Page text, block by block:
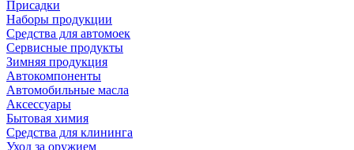
Присадки
Наборы продукции
Средства для автомоек
Сервисные продукты
Зимняя продукция
Автокомпоненты
Автомобильные масла
Аксессуары
Бытовая химия
Средства для клининга
Уход за оружием